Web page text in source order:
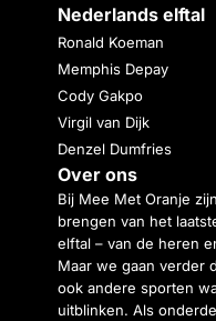
Nederlands elftal
Ronald Koeman
Memphis Depay
Cody Gakpo
Virgil van Dijk
Denzel Dumfries
Over ons
Bij Mee Met Oranje
brengen van het
elftal – van de heren
Maar we gaan verder
ook andere sporten
uitblinken. Als